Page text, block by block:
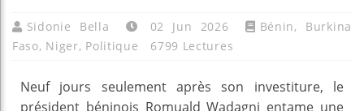
Sidonie Bella 02 Jun 2026 Bénin, Burkina
Faso, Niger, Politique 6799 Lectures
Neuf jours seulement après son investiture, le
président béninois Romuald Wadagni entame une